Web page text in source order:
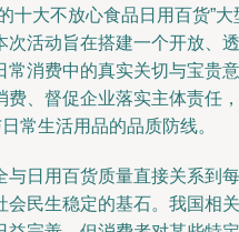
十大不放心食品日用百货”大
次活动旨在搭建一个开放、透
常消费中的真实关切与宝贵意
费、督促企业落实主体责任，
常生活用品的品质防线。
与日用百货质量直接关系到每
会民生稳定的基石。我国相关